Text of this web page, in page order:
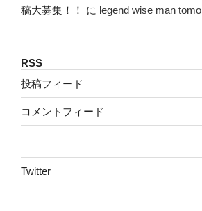
稿大募集！！
に legend wise man tomo
RSS
投稿フィード
コメントフィード
Twitter